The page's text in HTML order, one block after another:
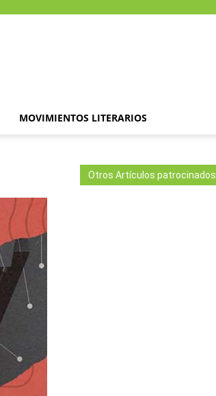
MOVIMIENTOS LITERARIOS
Otros Artículos patrocinados